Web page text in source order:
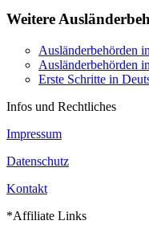
Weitere
Ausländerbehörden
Ausländerbehörden
Erste Schritte in
Infos und Rechtliches
Impressum
Datenschutz
Kontakt
*Affiliate Links